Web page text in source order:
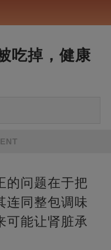
吃掉，健康
的问题在于把
连同整包调味
可能让肾脏承